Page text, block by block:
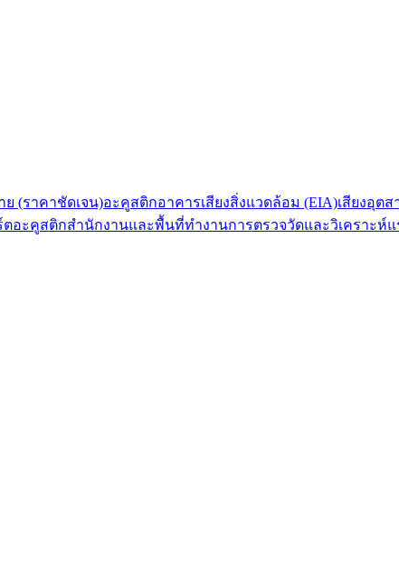
ย (ราคาชัดเจน)อะคูสติกอาคารเสียงสิ่งแวดล้อม (EIA)เสียงอุต
ตอะคูสติกสำนักงานและพื้นที่ทำงานการตรวจวัดและวิเคราะห์